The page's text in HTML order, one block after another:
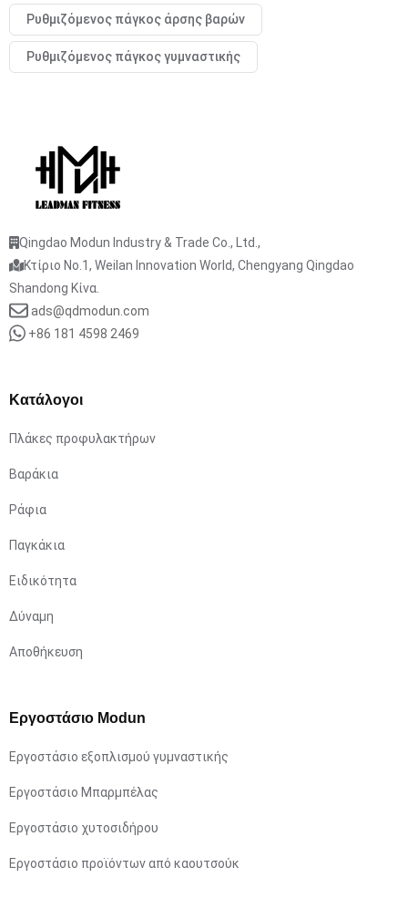
Ρυθμιζόμενος πάγκος άρσης βαρών
Ρυθμιζόμενος πάγκος γυμναστικής
Qingdao Modun Industry & Trade Co., Ltd.,
Κτίριο No.1, Weilan Innovation World, Chengyang Qingdao
Shandong Κίνα.
ads@qdmodun.com
+86 181 4598 2469
Κατάλογοι
Πλάκες προφυλακτήρων
Βαράκια
Ράφια
Παγκάκια
Ειδικότητα
Δύναμη
Αποθήκευση
Εργοστάσιο Modun
Εργοστάσιο εξοπλισμού γυμναστικής
Εργοστάσιο Μπαρμπέλας
Εργοστάσιο χυτοσιδήρου
Εργοστάσιο προϊόντων από καουτσούκ